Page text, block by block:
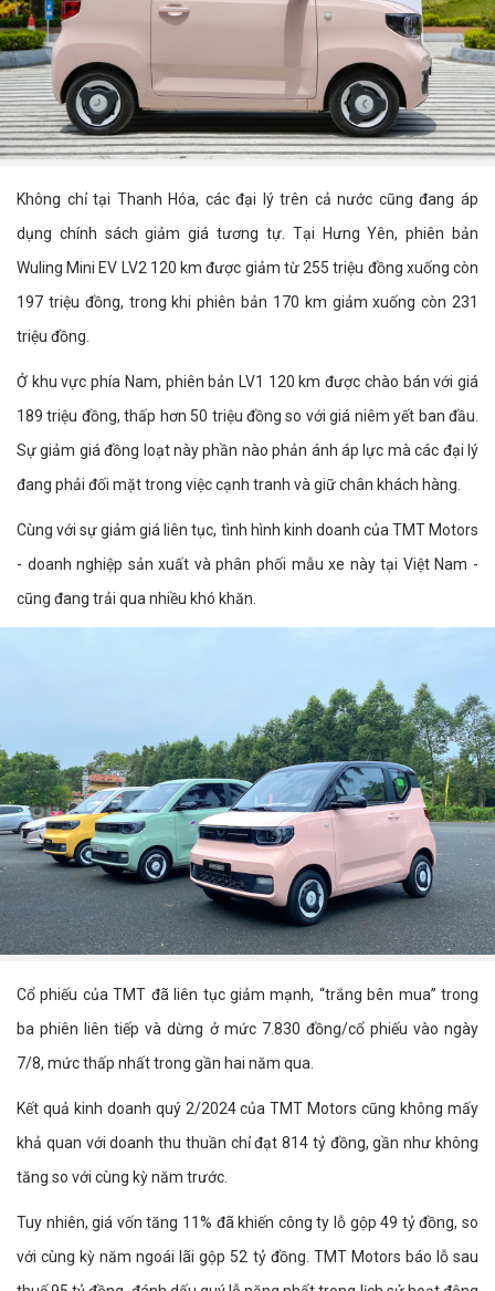
Không chỉ tại Thanh Hóa, các đại lý trên cả nước cũng đang áp
dụng chính sách giảm giá tương tự. Tại Hưng Yên, phiên bản
Wuling Mini EV LV2 120 km được giảm từ 255 triệu đồng xuống còn
197 triệu đồng, trong khi phiên bản 170 km giảm xuống còn 231
triệu đồng.
Ở khu vực phía Nam, phiên bản LV1 120 km được chào bán với giá
189 triệu đồng, thấp hơn 50 triệu đồng so với giá niêm yết ban đầu.
Sự giảm giá đồng loạt này phần nào phản ánh áp lực mà các đại lý
đang phải đối mặt trong việc cạnh tranh và giữ chân khách hàng.
Cùng với sự giảm giá liên tục, tình hình kinh doanh của TMT Motors
- doanh nghiệp sản xuất và phân phối mẫu xe này tại Việt Nam -
cũng đang trải qua nhiều khó khăn.
Cổ phiếu của TMT đã liên tục giảm mạnh, “trắng bên mua” trong
ba phiên liên tiếp và dừng ở mức 7.830 đồng/cổ phiếu vào ngày
7/8, mức thấp nhất trong gần hai năm qua.
Kết quả kinh doanh quý 2/2024 của TMT Motors cũng không mấy
khả quan với doanh thu thuần chỉ đạt 814 tỷ đồng, gần như không
tăng so với cùng kỳ năm trước.
Tuy nhiên, giá vốn tăng 11% đã khiến công ty lỗ gộp 49 tỷ đồng, so
với cùng kỳ năm ngoái lãi gộp 52 tỷ đồng. TMT Motors báo lỗ sau